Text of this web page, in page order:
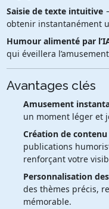
Saisie de texte intuitive
obtenir instantanément
Humour alimenté par
qui éveillera
Avantages clés
Amusement
un moment léger et
Création de
publications
renforçant votre
Personnalisation
des thèmes précis,
mémorable.